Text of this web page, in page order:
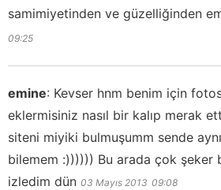
samimiyetinden ve güzelliğinden
09:25
emine: Kevser hnm benim için
eklermisiniz nasıl bir kalıp merak
siteni miyiki bulmuşumm sende
bilemem :)))))) Bu arada çok şeker
izledim dün 03 Mayıs 2013 09:08